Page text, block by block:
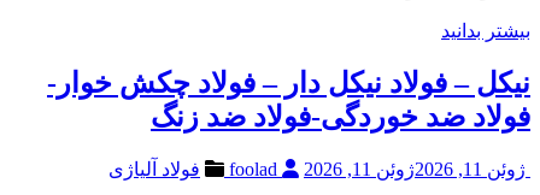
بیشتر بدانید
نیکل – فولاد نیکل دار – فولاد چکش خوار-
فولاد ضد خوردگی-فولاد ضد زنگ
ژوئن 11, 2026 ژوئن 11, 2026 فولاد آلیاژی